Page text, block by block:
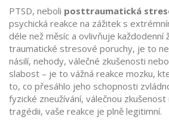
PTSD, neboli posttraumatická
psychická reakce na zážitek s
déle než měsíc a ovlivňuje každodenní
traumatické stresové poruchy, je to
násilí, nehody, válečné zkušenosti
slabost – je to vážná reakce mozku,
to, co přesáhlo jeho schopnosti
fyzické zneužívání, válečnou
tragédii, vaše reakce je plně legitimní.